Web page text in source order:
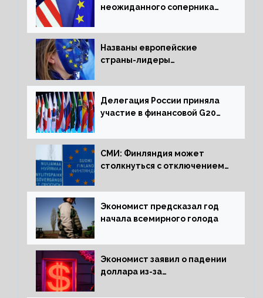
неожиданного соперника
Названы европейские
страны-лидеры
активов
Делегация России приняла
участие в финансовой G20
СМИ: Финляндия может
столкнуться с отключением
Экономист предсказал год
начала всемирного голода
Экономист заявил о падении
доллара из-за